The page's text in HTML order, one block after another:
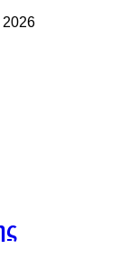
2026